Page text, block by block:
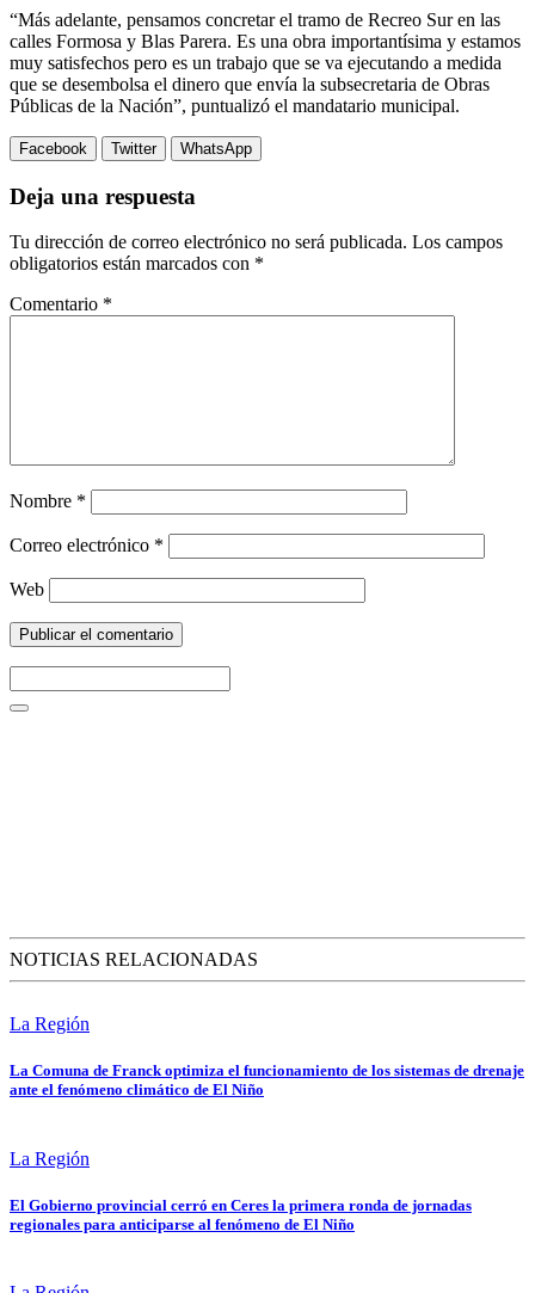
“Más adelante, pensamos concretar el tramo de Recreo Sur en las
calles Formosa y Blas Parera. Es una obra importantísima y estamos
muy satisfechos pero es un trabajo que se va ejecutando a medida
que se desembolsa el dinero que envía la subsecretaria de Obras
Públicas de la Nación”, puntualizó el mandatario municipal.
Facebook Twitter WhatsApp
Deja una respuesta
Tu dirección de correo electrónico no será publicada. Los campos
obligatorios están marcados con *
Comentario *
Nombre *
Correo electrónico *
Web
NOTICIAS RELACIONADAS
La Región
La Comuna de Franck optimiza el funcionamiento de los sistemas de drenaje
ante el fenómeno climático de El Niño
La Región
El Gobierno provincial cerró en Ceres la primera ronda de jornadas
regionales para anticiparse al fenómeno de El Niño